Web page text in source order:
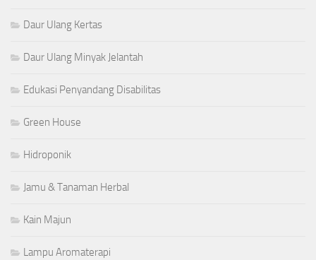
Daur Ulang Kertas
Daur Ulang Minyak Jelantah
Edukasi Penyandang Disabilitas
Green House
Hidroponik
Jamu & Tanaman Herbal
Kain Majun
Lampu Aromaterapi